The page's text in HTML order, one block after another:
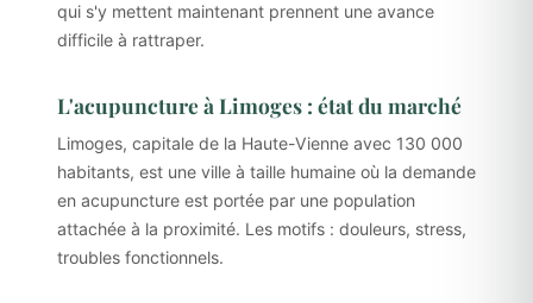
qui s'y mettent maintenant prennent une avance
difficile à rattraper.
L'acupuncture à Limoges : état du marché
Limoges, capitale de la Haute-Vienne avec 130 000
habitants, est une ville à taille humaine où la demande
en acupuncture est portée par une population
attachée à la proximité. Les motifs : douleurs, stress,
troubles fonctionnels.